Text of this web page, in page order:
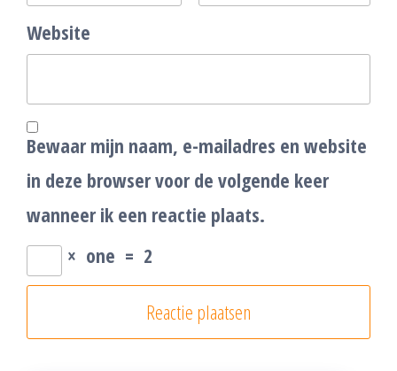
Website
Bewaar mijn naam, e-mailadres en website
in deze browser voor de volgende keer
wanneer ik een reactie plaats.
× one = 2